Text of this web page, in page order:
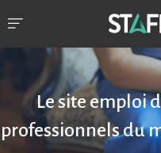
Le site emploi
professionnels du